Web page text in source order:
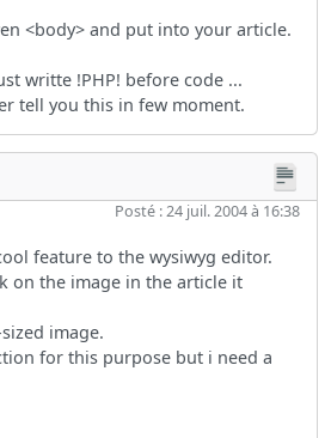
<body> and put into your article.
writte !PHP! before code ...
tell you this in few moment.
Posté : 24 juil. 2004 à 16:38
feature to the wysiwyg editor.
on the image in the article it
image.
for this purpose but i need a